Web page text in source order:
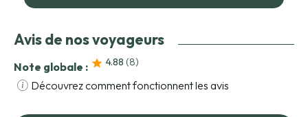
Avis de nos voyageurs
Note globale : 4.88 (8)
Découvrez comment fonctionnent les avis